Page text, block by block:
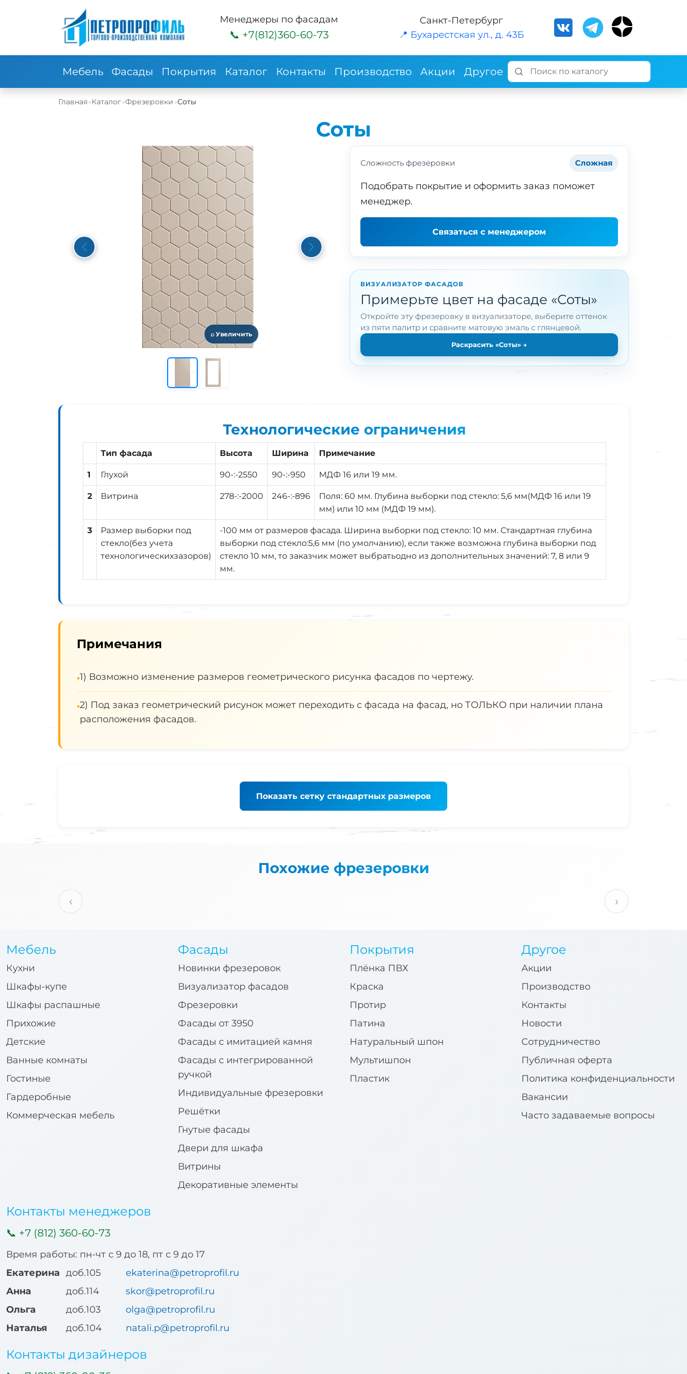
Менеджеры по фасадам
+7(812)360-60-73
Санкт-Петербург
📍 Бухарестская ул., д. 43Б
Мебель Фасады Покрытия Каталог Контакты Производство Акции Другое
Главная→Каталог→Фрезеровки→Соты
Соты
⌕ Увеличить
Previous Next
Сложность фрезеровки Сложная
Подобрать покрытие и оформить заказ поможет
менеджер.
Связаться с менеджером
ВИЗУАЛИЗАТОР ФАСАДОВ
Примерьте цвет на фасаде «Соты»
Откройте эту фрезеровку в визуализаторе, выберите оттенок
из пяти палитр и сравните матовую эмаль с глянцевой.
Раскрасить «Соты» →
Технологические ограничения
Тип фасада Высота Ширина Примечание
1 Глухой 90-:-2550 90-:-950 МДФ 16 или 19 мм.
2 Витрина 278-:-2000 246-:-896
Поля: 60 мм. Глубина выборки под стекло: 5,6 мм(МДФ 16 или 19
мм) или 10 мм (МДФ 19 мм).
3
Размер выборки под
стекло(без учета
технологическихзазоров)
-100 мм от размеров фасада. Ширина выборки под стекло: 10 мм. Стандартная глубина
выборки под стекло:5,6 мм (по умолчанию), если также возможна глубина выборки под
стекло 10 мм, то заказчик может выбратьодно из дополнительных значений: 7, 8 или 9
мм.
Примечания
•1) Возможно изменение размеров геометрического рисунка фасадов по чертежу.
•2) Под заказ геометрический рисунок может переходить с фасада на фасад, но ТОЛЬКО при наличии плана
расположения фасадов.
Показать сетку стандартных размеров
Похожие фрезеровки
‹ ›
Мебель
Кухни
Шкафы-купе
Шкафы распашные
Прихожие
Детские
Ванные комнаты
Гостиные
Гардеробные
Коммерческая мебель
Фасады
Новинки фрезеровок
Визуализатор фасадов
Фрезеровки
Фасады от 3950
Фасады с имитацией камня
Фасады с интегрированной
ручкой
Индивидуальные фрезеровки
Решётки
Гнутые фасады
Двери для шкафа
Витрины
Декоративные элементы
Покрытия
Плёнка ПВХ
Краска
Протир
Патина
Натуральный шпон
Мультишпон
Пластик
Другое
Акции
Производство
Контакты
Новости
Сотрудничество
Публичная оферта
Политика конфиденциальности
Вакансии
Часто задаваемые вопросы
Контакты менеджеров
+7 (812) 360-60-73
Время работы: пн-чт с 9 до 18, пт с 9 до 17
Екатерина доб.105
ekaterina@petroprofil.ru
Анна
доб.114
skor@petroprofil.ru
Ольга
доб.103
olga@petroprofil.ru
Наталья
доб.104 natali.p@petroprofil.ru
Контакты дизайнеров